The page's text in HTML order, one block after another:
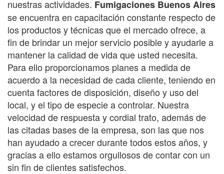
nuestras actividades. Fumigaciones Buenos Aires
se encuentra en capacitación constante respecto de
los productos y técnicas que el mercado ofrece, a
fin de brindar un mejor servicio posible y ayudarle a
mantener la calidad de vida que usted necesita.
Para ello proporcionamos planes a medida de
acuerdo a la necesidad de cada cliente, teniendo en
cuenta factores de disposición, diseño y uso del
local, y el tipo de especie a controlar. Nuestra
velocidad de respuesta y cordial trato, además de
las citadas bases de la empresa, son las que nos
han ayudado a crecer durante todos estos años, y
gracias a ello estamos orgullosos de contar con un
sin fin de clientes satisfechos.